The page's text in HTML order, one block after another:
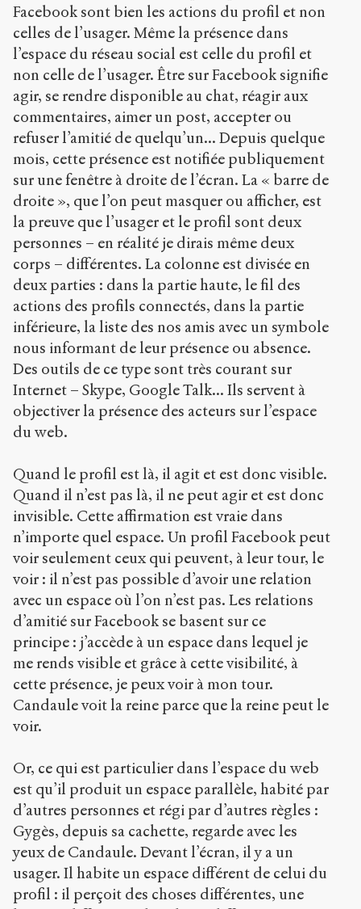
Facebook sont bien les actions du profil et non
celles de l’usager. Même la présence dans
l’espace du réseau social est celle du profil et
non celle de l’usager. Être sur Facebook signifie
agir, se rendre disponible au chat, réagir aux
commentaires, aimer un post, accepter ou
refuser l’amitié de quelqu’un... Depuis quelque
mois, cette présence est notifiée publiquement
sur une fenêtre à droite de l’écran. La « barre de
droite », que l’on peut masquer ou afficher, est
la preuve que l’usager et le profil sont deux
personnes – en réalité je dirais même deux
corps – différentes. La colonne est divisée en
deux parties : dans la partie haute, le fil des
actions des profils connectés, dans la partie
inférieure, la liste des nos amis avec un symbole
nous informant de leur présence ou absence.
Des outils de ce type sont très courant sur
Internet – Skype, Google Talk... Ils servent à
objectiver la présence des acteurs sur l’espace
du web.
Quand le profil est là, il agit et est donc visible.
Quand il n’est pas là, il ne peut agir et est donc
invisible. Cette affirmation est vraie dans
n’importe quel espace. Un profil Facebook peut
voir seulement ceux qui peuvent, à leur tour, le
voir : il n’est pas possible d’avoir une relation
avec un espace où l’on n’est pas. Les relations
d’amitié sur Facebook se basent sur ce
principe : j’accède à un espace dans lequel je
me rends visible et grâce à cette visibilité, à
cette présence, je peux voir à mon tour.
Candaule voit la reine parce que la reine peut le
voir.
Or, ce qui est particulier dans l’espace du web
est qu’il produit un espace parallèle, habité par
d’autres personnes et régi par d’autres règles :
Gygès, depuis sa cachette, regarde avec les
yeux de Candaule. Devant l’écran, il y a un
usager. Il habite un espace différent de celui du
profil : il perçoit des choses différentes, une